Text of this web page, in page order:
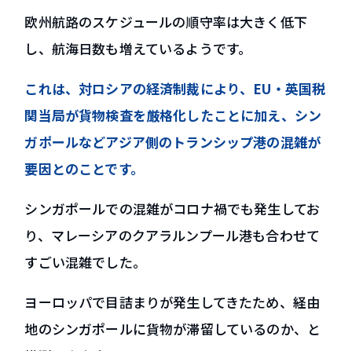
欧州航路のスケジュールの順守率は大きく低下
し、航海日数も増えているようです。
これは、対ロシアの経済制裁により、EU・英国税
関当局が貨物検査を厳格化したことに加え、シン
ガポールなどアジア側のトランシップ港の混雑が
要因とのことです。
シンガポールでの混雑がコロナ禍でも発生してお
り、マレーシアのクアラルンプール港も合わせて
すごい混雑でした。
ヨーロッパで目詰まりが発生してきたため、経由
地のシンガポールに貨物が滞留しているのか、と